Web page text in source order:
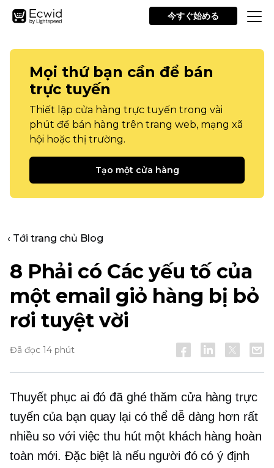
今すぐ始める
Mọi thứ bạn cần để bán
trực tuyến
Thiết lập cửa hàng trực tuyến trong vài
phút để bán hàng trên trang web, mạng xã
hội hoặc thị trường.
Tạo một cửa hàng
‹ Tới trang chủ Blog
8 Phải có Các yếu tố của
một email giỏ hàng bị bỏ
rơi tuyệt vời
Đã đọc 14 phút
Thuyết phục ai đó đã ghé thăm cửa hàng trực
tuyến của bạn quay lại có thể dễ dàng hơn rất
nhiều so với việc thu hút một khách hàng hoàn
toàn mới. Đặc biệt là nếu người đó có ý định